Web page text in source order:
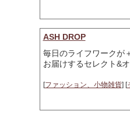
ASH DROP
毎日のライフワークが
お届けするセレクト&
[ファッション、小物雑貨] [